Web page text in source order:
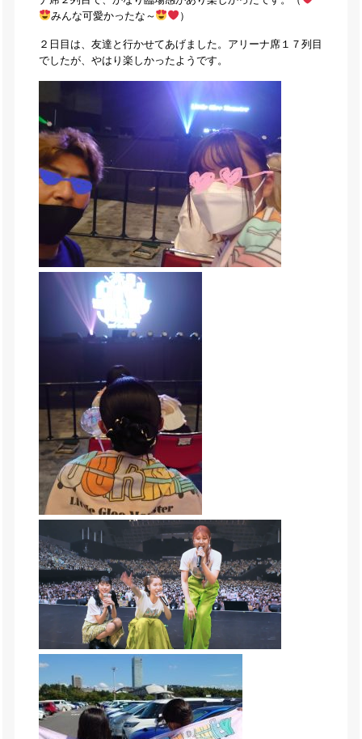
みんな可愛かったな～
）
２日目は、友達と行かせてあげました。アリーナ席１７列目
でしたが、やはり楽しかったようです。